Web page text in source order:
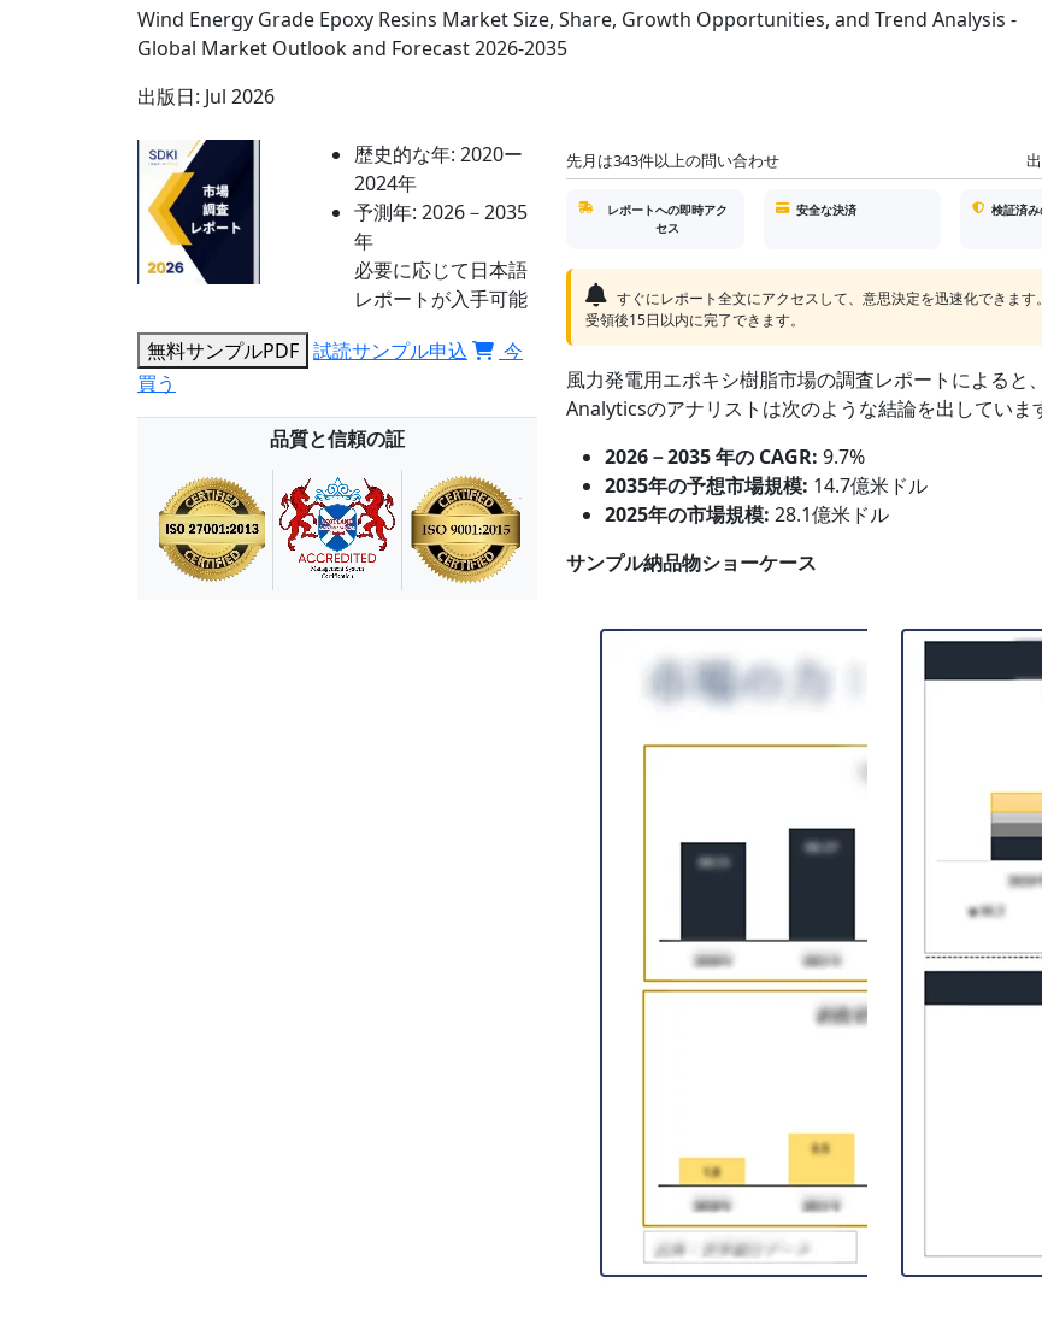
Wind Energy Grade Epoxy Resins Market Size, Share, Growth Opportunities, and Trend Analysis -
Global Market Outlook and Forecast 2026-2035
出版日: Jul 2026
歴史的な年: 2020ー
2024年
予測年: 2026－2035
年
必要に応じて日本語
レポートが入手可能
無料サンプルPDF 試読サンプル申込
今
買う
品質と信頼の証
先月は343件以上の問い合わせ
レポートへの即時アク
セス
安全な決済 検証済
すぐにレポート全文にアクセスして、意思決定を迅速化できます
受領後15日以内に完了できます。
風力発電用エポキシ樹脂市場の調査レポートによると
Analyticsのアナリストは次のような結論を出していま
2026－2035 年の CAGR: 9.7%
2035年の予想市場規模: 14.7億米ドル
2025年の市場規模: 28.1億米ドル
サンプル納品物ショーケース